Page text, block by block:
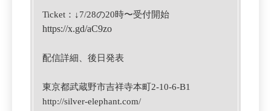
Ticket：↓7/28の20時〜受付開始
https://x.gd/aC9zo
配信詳細、後日発表
東京都武蔵野市吉祥寺本町2-10-6-B1
http://silver-elephant.com/